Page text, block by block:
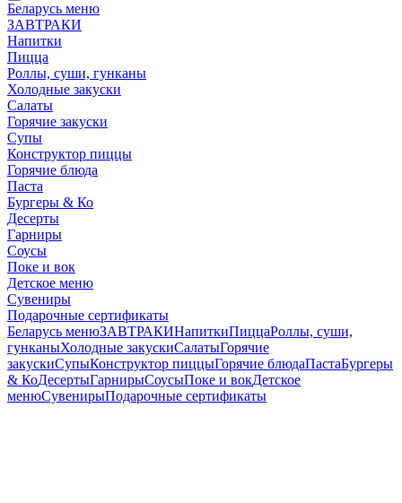
Беларусь меню
ЗАВТРАКИ
Напитки
Пицца
Роллы, суши, гунканы
Холодные закуски
Салаты
Горячие закуски
Супы
Конструктор пиццы
Горячие блюда
Паста
Бургеры & Ко
Десерты
Гарниры
Соусы
Поке и вок
Детское меню
Сувениры
Подарочные сертификаты
Беларусь менюЗАВТРАКИНапиткиПиццаРоллы, суши,
гунканыХолодные закускиСалатыГорячие
закускиСупыКонструктор пиццыГорячие блюдаПастаБургеры
& КоДесертыГарнирыСоусыПоке и вокДетское
менюСувенирыПодарочные сертификаты